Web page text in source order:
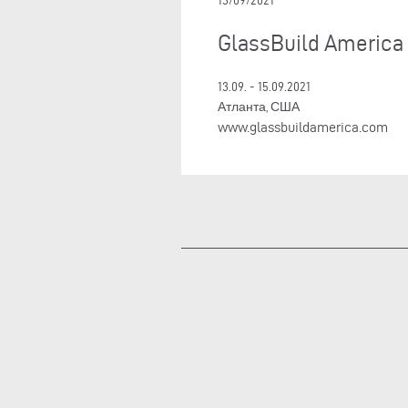
GlassBuild America
13.09. - 15.09.2021
Атланта, США
www.glassbuildamerica.com